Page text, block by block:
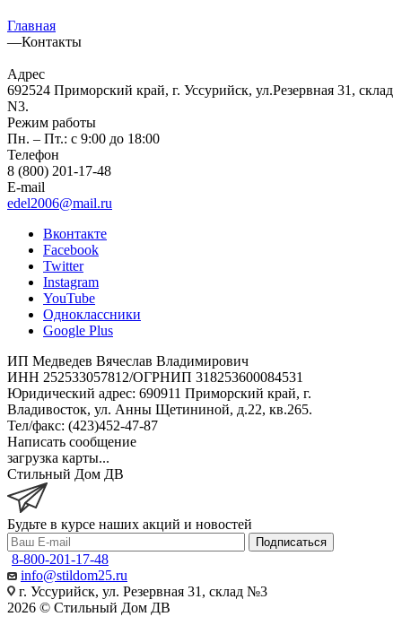
Главная
—Контакты
Адрес
692524 Приморский край, г. Уссурийск, ул.Резервная 31, склад
N3.
Режим работы
Пн. – Пт.: с 9:00 до 18:00
Телефон
8 (800) 201-17-48
E-mail
edel2006@mail.ru
Вконтакте
Facebook
Twitter
Instagram
YouTube
Одноклассники
Google Plus
ИП Медведев Вячеслав Владимирович
ИНН 252533057812/ОГРНИП 318253600084531
Юридический адрес: 690911 Приморский край, г.
Владивосток, ул. Анны Щетининой, д.22, кв.265.
Тел/факс: (423)452-47-87
Написать сообщение
загрузка карты...
Стильный Дом ДВ
Будьте в курсе наших акций и новостей
Подписаться
8-800-201-17-48
info@stildom25.ru
г. Уссурийск, ул. Резервная 31, склад №3
2026 © Стильный Дом ДВ